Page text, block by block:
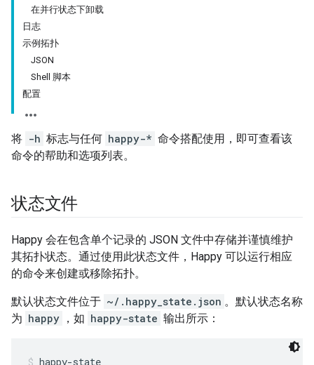
在并行状态下卸载
日志
示例拓扑
JSON
Shell 脚本
配置
将 -h 标志与任何 happy-* 命令搭配使用，即可查看该
命令的帮助和选项列表。
状态文件
Happy 会在包含单个记录的 JSON 文件中存储并谨慎维护
其拓扑状态。通过使用此状态文件，Happy 可以运行相应
的命令来创建或移除拓扑。
默认状态文件位于 ~/.happy_state.json 。默认状态名称
为 happy ，如 happy-state 输出所示：
happy-state